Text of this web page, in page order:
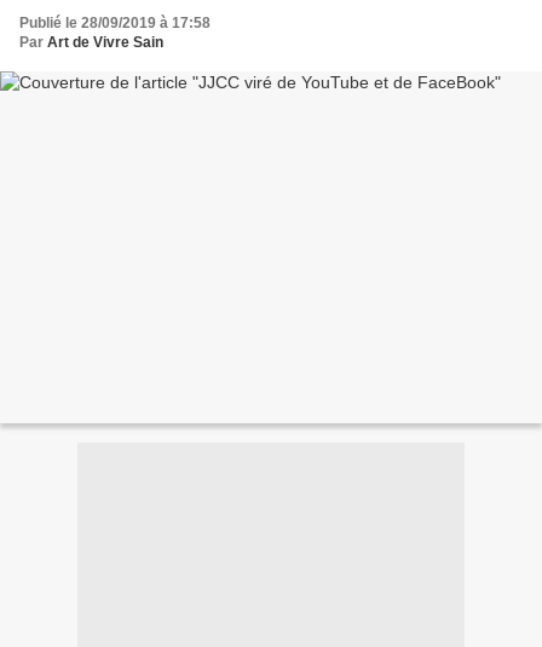
Publié le 28/09/2019 à 17:58
Par Art de Vivre Sain